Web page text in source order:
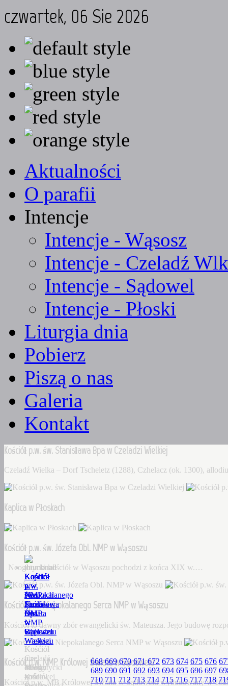
czwartek, 06 Sie 2026
Aktualności
O parafii
Intencje
Intencje - Wąsosz
Intencje - Czeladź
Intencje - Sądowel
Intencje - Płoski
Liturgia dnia
Pobierz
Piszą o nas
Galeria
Kontakt
Kościół p.w. św. Stanisława Bpa w Czeladzi Wielkiej
Czeladź Wielka – Dorf Tscheletz (1288), Czhelacz (ok. 1300),
Kaplica w Płoskach
Kościół p.w. św. Józefa Obl. NMP w Wąsoszu
Neogotycki kościół w Wąsoszu pochodzi z końca XIX w.…
Kościół p.w. Niepokalanego Serca NMP w Wąsoszu
Kościół to dawny zbór ewangelicki św. Mateusza. Jego budowę
Kościół p.w. NMP Królowej Świata w Sądowelu
Kościół p.w. MB Królowej Świata w Sądowelu wybudowany w
Kościół
p.w.
św.
Stanisława
Bpa
w
Czeladzi
Wielkiej
Czeladź
Wielka
–
Kaplica
w
Płoskach
Kościół
p.w.
św.
Józefa
Obl.
NMP
w
Wąsoszu
Neogotycki
kościół
Kościół
p.w.
Niepokalanego
Serca
NMP
w
Wąsoszu
Kościół
to
dawny
zbór
Kościół
p.w.
NMP
Królowej
Świata
w
Sądowelu
Kościół
p.w.
MB
Królowej
668 669 670 671 672 673 674 675 676
689 690 691 692 693 694 695 696 697
710 711 712 713 714 715 716 717 718